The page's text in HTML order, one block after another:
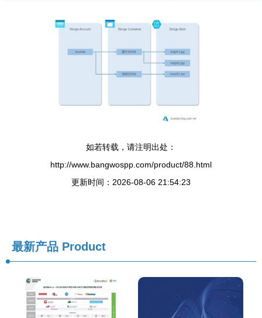
如若转载，请注明出处：
http://www.bangwospp.com/product/88.html
更新时间：2026-08-06 21:54:23
最新产品 Product